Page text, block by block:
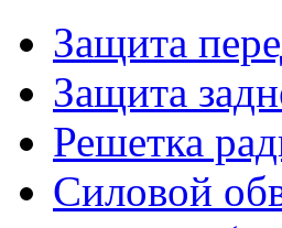
Защита
Защита
Решетка
Силовой